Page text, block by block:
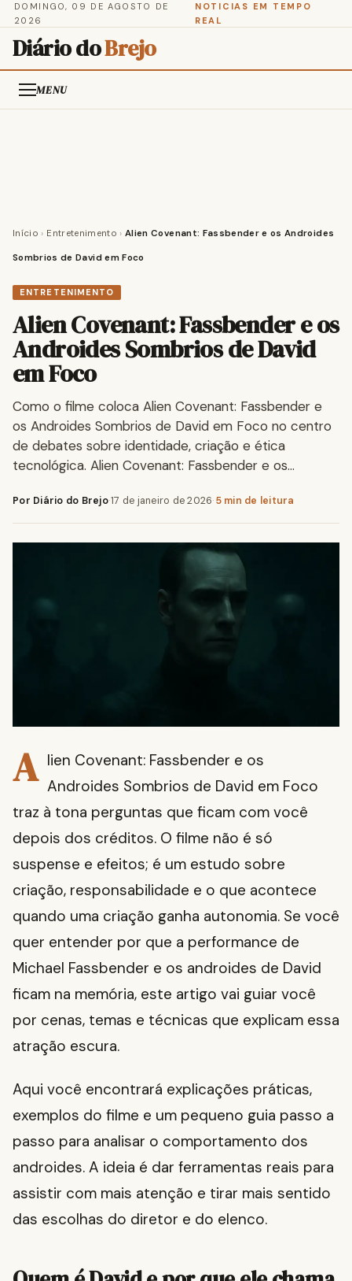
DOMINGO, 09 DE AGOSTO DE
2026
NOTICIAS EM TEMPO
REAL
Diário doBrejo
MENU
Início › Entretenimento › Alien Covenant: Fassbender e os Androides
Sombrios de David em Foco
ENTRETENIMENTO
Alien Covenant: Fassbender e os
Androides Sombrios de David
em Foco
Como o filme coloca Alien Covenant: Fassbender e
os Androides Sombrios de David em Foco no centro
de debates sobre identidade, criação e ética
tecnológica. Alien Covenant: Fassbender e os…
Por Diário do Brejo·17 de janeiro de 2026·5 min de leitura
A lien Covenant: Fassbender e os
Androides Sombrios de David em Foco
traz à tona perguntas que ficam com você
depois dos créditos. O filme não é só
suspense e efeitos; é um estudo sobre
criação, responsabilidade e o que acontece
quando uma criação ganha autonomia. Se você
quer entender por que a performance de
Michael Fassbender e os androides de David
ficam na memória, este artigo vai guiar você
por cenas, temas e técnicas que explicam essa
atração escura.
Aqui você encontrará explicações práticas,
exemplos do filme e um pequeno guia passo a
passo para analisar o comportamento dos
androides. A ideia é dar ferramentas reais para
assistir com mais atenção e tirar mais sentido
das escolhas do diretor e do elenco.